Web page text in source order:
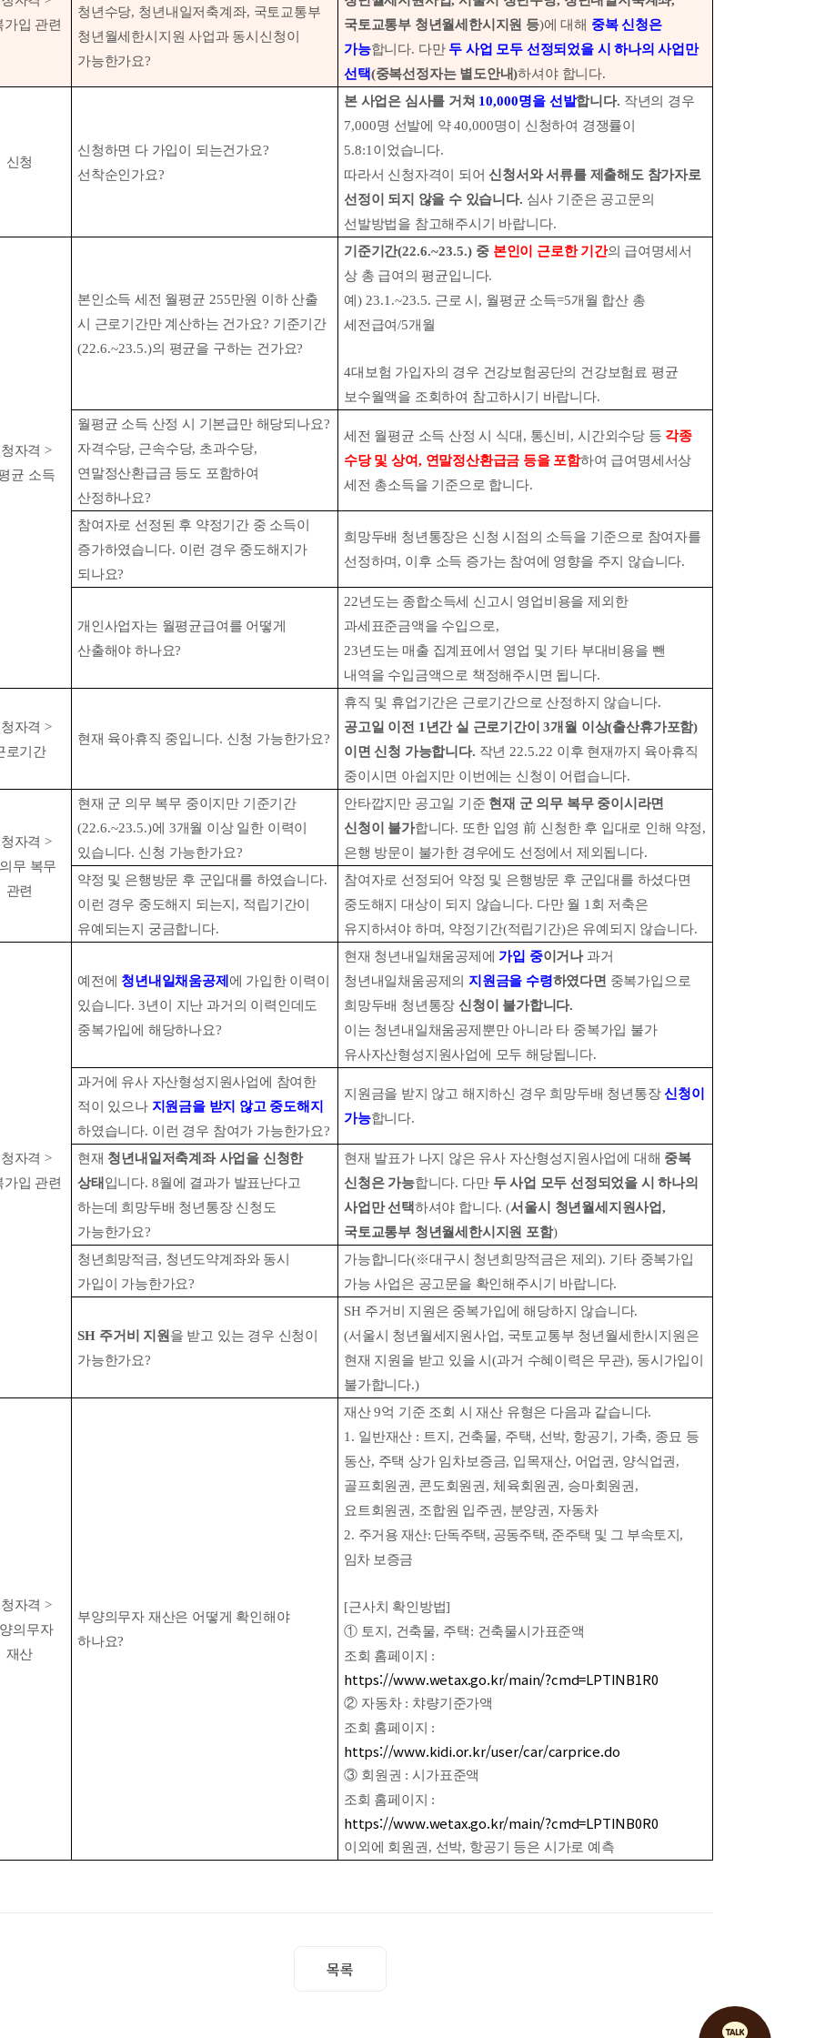
가입 관련
청년수당, 청년내일저축계좌, 국토교통부
청년월세한시지원 사업과 동시신청이
가능한가요?
국토교통부 청년월세한시지원 등)에 대해 중복 신청은
가능합니다. 다만 두 사업 모두 선정되었을 시 하나의 사업만
선택(중복선정자는 별도안내)하셔야 합니다.
신청
신청하면 다 가입이 되는건가요?
선착순인가요?
본 사업은 심사를 거쳐 10,000명을 선발합니다. 작년의 경우
7,000명 선발에 약40,000명이 신청하여 경쟁률이
5.8:1 이었습니다.
따라서 신청자격이 되어신청서와 서류를 제출해도 참가자로
선정이 되지 않을 수 있습니다. 심사 기준은 공고문의
선발방법을 참고해주시기 바랍니다.
자격 >
균 소득
본인소득 세전 월평균 255만원 이하 산출
시 근로기간만 계산하는 건가요? 기준기간
(22.6.~23.5.)의 평균을 구하는 건가요?
기준기간(22.6.~23.5.) 중 본인이 근로한 기간의 급여명세서
상 총 급여의 평균입니다.
예 ) 23.1.~23.5. 근로 시 , 월평균 소득=5개월 합산 총
세전급여/5개월
4대보험 가입자의 경우 건강보험공단의 건강보험료 평균
보수월액을 조회하여 참고하시기 바랍니다.
월평균 소득 산정 시 기본급만 해당되나요?
자격수당, 근속수당, 초과수당,
연말정산환급금 등도 포함하여
산정하나요?
세전 월평균 소득 산정 시 식대 , 통신비 ,시간외수당 등 각종
수당 및 상여, 연말정산환급금 등을 포함하여 급여명세서상
세전 총소득을 기준으로 합니다.
참여자로 선정된 후 약정기간 중 소득이
증가하였습니다. 이런 경우 중도해지가
되나요?
희망두배 청년통장은 신청 시점의 소득을 기준으로 참여자를
선정하며 , 이후 소득 증가는 참여에 영향을 주지 않습니다.
개인사업자는 월평균급여를 어떻게
산출해야 하나요?
22년도는 종합소득세 신고시 영업비용을 제외한
과세표준금액을 수입으로,
23년도는 매출 집계표에서 영업 및 기타 부대비용을 뺀
내역을 수입금액으로 책정해주시면 됩니다.
자격 >
로기간
현재 육아휴직 중입니다. 신청 가능한가요?
휴직 및 휴업기간은 근로기간으로 산정하지 않습니다.
공고일 이전 1 년간 실 근로기간이3개월 이상(출산휴가포함)
이면 신청 가능합니다. 작년 22.5.22 이후 현재까지 육아휴직
중이시면 아쉽지만 이번에는 신청이 어렵습니다.
자격 >
무 복무
관련
현재 군 의무 복무 중이지만 기준기간
(22.6.~23.5.)에 3개월 이상 일한 이력이
있습니다. 신청 가능한가요?
안타깝지만 공고일 기준 현재 군 의무 복무 중이시라면
신청이 불가합니다. 또한 입영前 신청한 후 입대로 인해 약정,
은행 방문이 불가한 경우에도 선정에서 제외됩니다.
약정 및 은행방문 후 군입대를 하였습니다.
이런 경우 중도해지 되는지 , 적립기간이
유예되는지 궁금합니다.
참여자로 선정되어 약정 및 은행방문 후 군입대를 하셨다면
중도해지 대상이 되지 않습니다. 다만 월 1 회 저축은
유지하셔야 하며, 약정기간(적립기간)은 유예되지 않습니다.
자격 >
가입 관련
예전에 청년내일채움공제 에 가입한 이력이
있습니다. 3년이 지난 과거의 이력인데도
중복가입에 해당하나요?
현재 청년내일채움공제에 가입 중이거나 과거
청년내일채움공제의 지원금을 수령하였다면 중복가입으로
희망두배 청년통장 신청이 불가합니다.
이는 청년내일채움공제뿐만 아니라 타 중복가입 불가
유사자산형성지원사업에 모두 해당됩니다.
과거에 유사 자산형성지원사업에 참여한
적이 있으나 지원금을 받지 않고 중도해지
하였습니다. 이런 경우 참여가 가능한가요?
지원금을 받지 않고 해지하신 경우 희망두배 청년통장신청이
가능합니다.
현재 청년내일저축계좌 사업을 신청한
상태 입니다. 8월에 결과가 발표난다고
하는데 희망두배 청년통장 신청도
가능한가요?
현재 발표가 나지 않은 유사 자산형성지원사업에 대해 중복
신청은 가능합니다. 다만 두 사업 모두 선정되었을 시 하나의
사업만 선택하셔야 합니다. (서울시 청년월세지원사업,
국토교통부 청년월세한시지원 포함)
청년희망적금, 청년도약계좌와 동시
가입이 가능한가요?
가능합니다(※대구시 청년희망적금은 제외). 기타 중복가입
가능 사업은 공고문을 확인해주시기 바랍니다.
SH 주거비 지원 을 받고 있는 경우 신청이
가능한가요?
SH 주거비 지원은 중복가입에 해당하지 않습니다.
(서울시 청년월세지원사업, 국토교통부 청년월세한시지원은
현재 지원을 받고 있을 시(과거 수혜이력은 무관), 동시가입이
불가합니다.)
자격 >
의무자
재산
부양의무자 재산은 어떻게 확인해야
하나요?
재산9억 기준 조회 시 재산 유형은 다음과 같습니다.
1. 일반재산 : 트지 , 건축물, 주택, 선박, 항공기 , 가축, 종묘 등
동산, 주택 상가 임차보증금, 입목재산, 어업권 , 양식업권 ,
골프회원권 , 콘도회원권 , 체육회원권 , 승마회원권 ,
요트회원권 , 조합원 입주권 , 분양권 , 자동차
2. 주거용 재산: 단독주택, 공동주택, 준주택 및 그 부속토지 ,
임차 보증금
[근사치 확인방법]
① 토지 , 건축물, 주택: 건축물시가표준액
조회 홈페이지 :
https://www.wetax.go.kr/main/?cmd=LPTINB1R0
② 자동차 : 챠량기준가액
조회 홈페이지 :
https://www.kidi.or.kr/user/car/carprice.do
③ 회원권 :시가표준액
조회 홈페이지 :
https://www.wetax.go.kr/main/?cmd=LPTINB0R0
이외에 회원권 , 선박, 항공기 등은 시가로 예측
목록